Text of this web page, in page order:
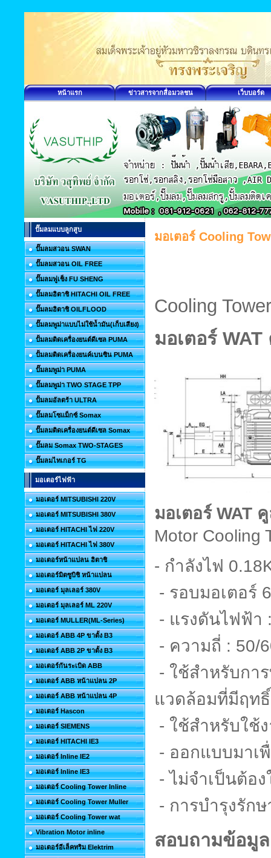
หน้าแรก ข่าวสารจากสื่อมวลชน เว็บบอร์ด
ปั๊มลมแบบลูกสูบ
ปั๊มลมสวอน SWAN
ปั๊มลมสวอน OIL FREE
ปั๊มลมฟูเช็ง FU SHENG
ปั๊มลมฮิตาชิ HITACHI OIL FREE
ปั๊มลมฮิตาชิ OILFLOOD
ปั๊มลมพูม่าแบบไม่ใช้น้ำมัน(เก็บเสียง)
ปั้มลมติดเครื่องยนต์ดีเซล PUMA
ปั้มลมติดเครื่องยนค์เบนซิน PUMA
ปั๊มลมพูม่า PUMA
ปั๊มลมพูม่า TWO STAGE TPP
ปั้มลมอัลตร้า ULTRA
ปั๊มลมโซแม็กซ์ Somax
ปั๊มลมติดเครื่องยนต์ดีเซล Somax
ปั๊มลม Somax TWO-STAGES
ปั๊มลมไทเกอร์ TG
มอเตอร์ไฟฟ้า
มอเตอร์ MITSUBISHI 220V
มอเตอร์ MITSUBISHI 380V
มอเตอร์ HITACHI ไฟ 220V
มอเตอร์ HITACHI ไฟ 380V
มอเตอร์หน้าแปลน ฮิตาชิ
มอเตอร์มิตซูบิชิ หน้าแปลน
มอเตอร์ มุลเลอร์ 380V
มอเตอร์ มุลเลอร์ ML 220V
มอเตอร์ MULLER(ML-Series)
มอเตอร์ ABB 4P ขาตั้ง B3
มอเตอร์ ABB 2P ขาตั้ง B3
มอเตอร์กันระเบิด ABB
มอเตอร์ ABB หน้าแปลน 2P
มอเตอร์ ABB หน้าแปลน 4P
มอเตอร์ Hascon
มอเตอร์ SIEMENS
มอเตอร์ HITACHI IE3
มอเตอร์ Inline IE2
มอเตอร์ Inline IE3
มอเตอร์ Cooling Tower Inline
มอเตอร์ Cooling Tower Muller
มอเตอร์ Cooling Tower wat
Vibration Motor inline
มอเตอร์อีเล็คทริม Elektrim
มอเตอร์ Cooling
Cooling
มอเตอร์ WAT
มอเตอร์ WAT
Motor Cooling
- กำลังไฟ
- รอบมอเตอร์
- แรงดันไฟฟ้า
- ความถี่ : 50/
- ใช้สำหรับกา
แวดล้อมที่มีฤท
- ใช้สำหรับใช้
- ออกแบบมาเ
-ไม่จำเป็นต้อง
- การบำรุงรักษ
สอบถามข้อมูล